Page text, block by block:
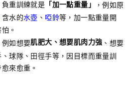
重訓練就是 「加一點重量」
，例如原
含水的水壺 、 啞鈴等，加一點重量開
。
例如想要肌肥大、想要肌肉力強 、想要
球隊、田徑手等，因目標而重量訓
來愈重。